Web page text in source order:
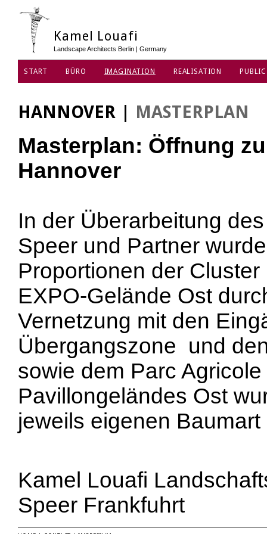
Kamel Louafi
Landscape Architects Berlin | Germany
START BÜRO IMAGINATION REALISATION
HANNOVER MASTERPLAN
Masterplan: Öffnung
Hannover
In der Überarbeitung
Speer und Partner
Proportionen der
EXPO-Gelände Ost
Vernetzung mit den
Übergangszone und
sowie dem Parc
Pavillongeländes Ost
jeweils eigenen
Kamel Louafi
Speer Frankfuhrt